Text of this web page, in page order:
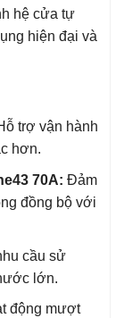
hệ cửa tự
hiện đại và
trợ vận hành
hơn.
70A: Đảm
đồng bộ với
cầu sử
lớn.
động mượt